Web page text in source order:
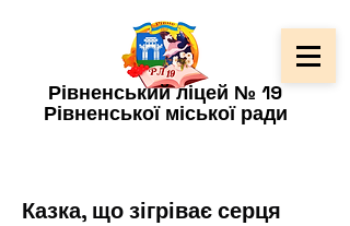
Рівненський ліцей № 19
Рівненської міської ради
Казка, що зігріває серця